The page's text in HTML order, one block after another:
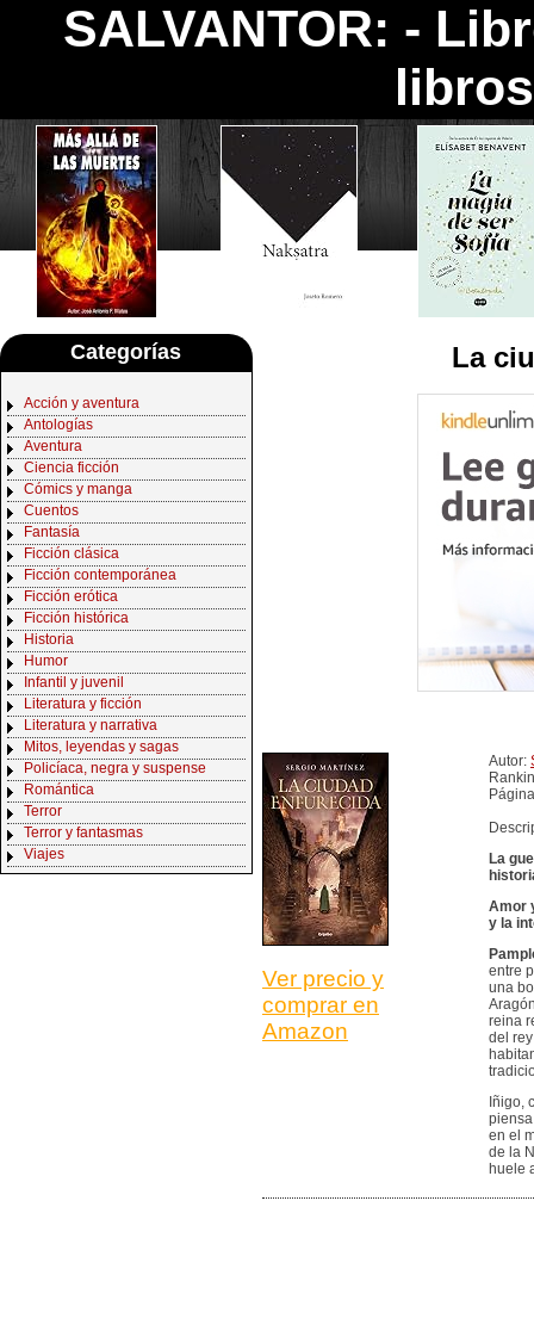
SALVANTOR: -
Categorías
Acción y aventura
Antologías
Aventura
Ciencia ficción
Cómics y manga
Cuentos
Fantasía
Ficción clásica
Ficción contemporánea
Ficción erótica
Ficción histórica
Historia
Humor
Infantil y juvenil
Literatura y ficción
Literatura y narrativa
Mitos, leyendas y sagas
Policíaca, negra y suspense
Romántica
Terror
Terror y fantasmas
Viajes
La
Ver precio y
comprar en
Amazon
Autor:
La
Amor
y la
entre
una
reina
del
Iñigo,
en el
de la
huele